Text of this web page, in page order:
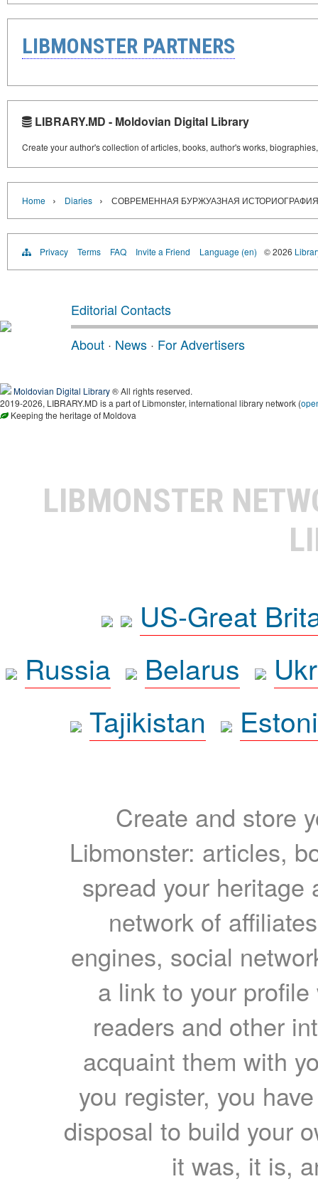
LIBMONSTER PARTNERS
LIBRARY.MD - Moldovian Digital Library
Create your author's collection of articles, books, author's works,
Home › Diaries › СОВРЕМЕННАЯ БУРЖУАЗНАЯ
Privacy Terms FAQ Invite a Friend Language (en) © 2026
Editorial Contacts
About · News · For Advertisers
Moldovian Digital Library® All rights reserved.
2019-2026, LIBRARY.MD is a part of Libmonster, international library network (
Keeping the heritage of Moldova
LIBMONSTER
US-Great
Russia
Belarus
Tajikistan
Create and store
Libmonster: articles,
spread your heritage
network of
engines, social
a link to your
readers and other
acquaint them with
you register, you
disposal to build your
it was, it is,